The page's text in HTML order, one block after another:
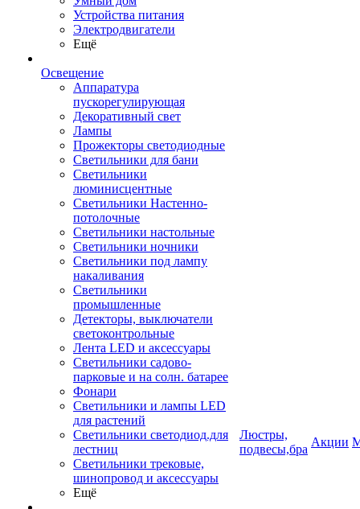
Устройства питания
Электродвигатели
Ещё
Освещение
Аппаратура
пускорегулирующая
Декоративный свет
Лампы
Прожекторы светодиодные
Светильники для бани
Светильники
люминисцентные
Светильники Настенно-
потолочные
Светильники настольные
Светильники ночники
Светильники под лампу
накаливания
Светильники
промышленные
Детекторы, выключатели
светоконтрольные
Лента LED и аксессуары
Светильники садово-
парковые и на солн. батарее
Фонари
Светильники и лампы LED
для растений
Светильники светодиод.для
лестниц
Светильники трековые,
шинопровод и аксессуары
Ещё
Люстры,
подвесы,бра
Акции